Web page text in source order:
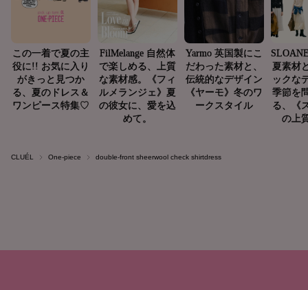
CLUÉL One-piece double-front sheerwool check shirtdress